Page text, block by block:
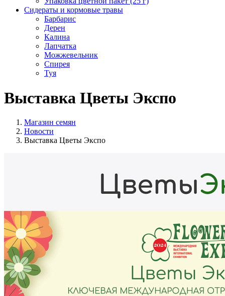
Сидераты и кормовые травы
Барбарис
Дерен
Калина
Лапчатка
Можжевельник
Спирея
Туя
Выставка Цветы Экспо
Магазин семян
Новости
Выставка Цветы Экспо